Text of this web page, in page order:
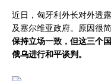
近日，匈牙利外长对外透
及塞尔维亚政府。原因很简
保持立场一致，但这三个
俄乌进行和平谈判。